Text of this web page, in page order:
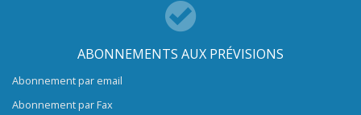
ABONNEMENTS AUX PRÉVISIONS
Abonnement par email
Abonnement par Fax